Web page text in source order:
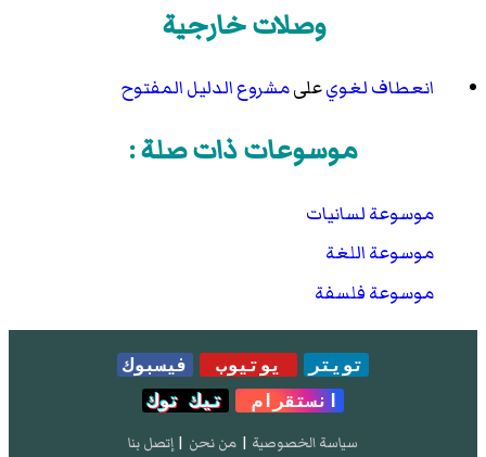
وصلات خارجية
انعطاف لغويعلىمشروع الدليل المفتوح
موسوعات ذات صلة :
موسوعة لسانيات
موسوعة اللغة
موسوعة فلسفة
تويتر يوتيوب
فيسبوك
انستقرام
تيك توك
سياسة الخصوصية | من نحن | إتصل بنا